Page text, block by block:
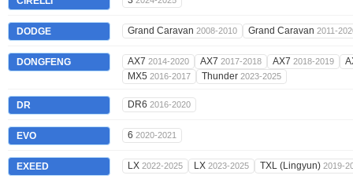
DODGE Grand Caravan 2008-2010 Grand Caravan 2011-
DONGFENG AX7 2014-2020 AX7 2017-2018 AX7 2018-2019
MX5 2016-2017 Thunder 2023-2025
DR DR6 2016-2020
EVO 6 2020-2021
EXEED LX 2022-2025 LX 2023-2025 TXL (Lingyun) 2019-